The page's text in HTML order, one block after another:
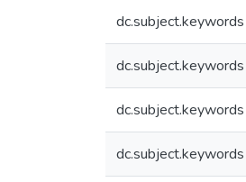
dc.subject.keywords
dc.subject.keywords
dc.subject.keywords
dc.subject.keywords